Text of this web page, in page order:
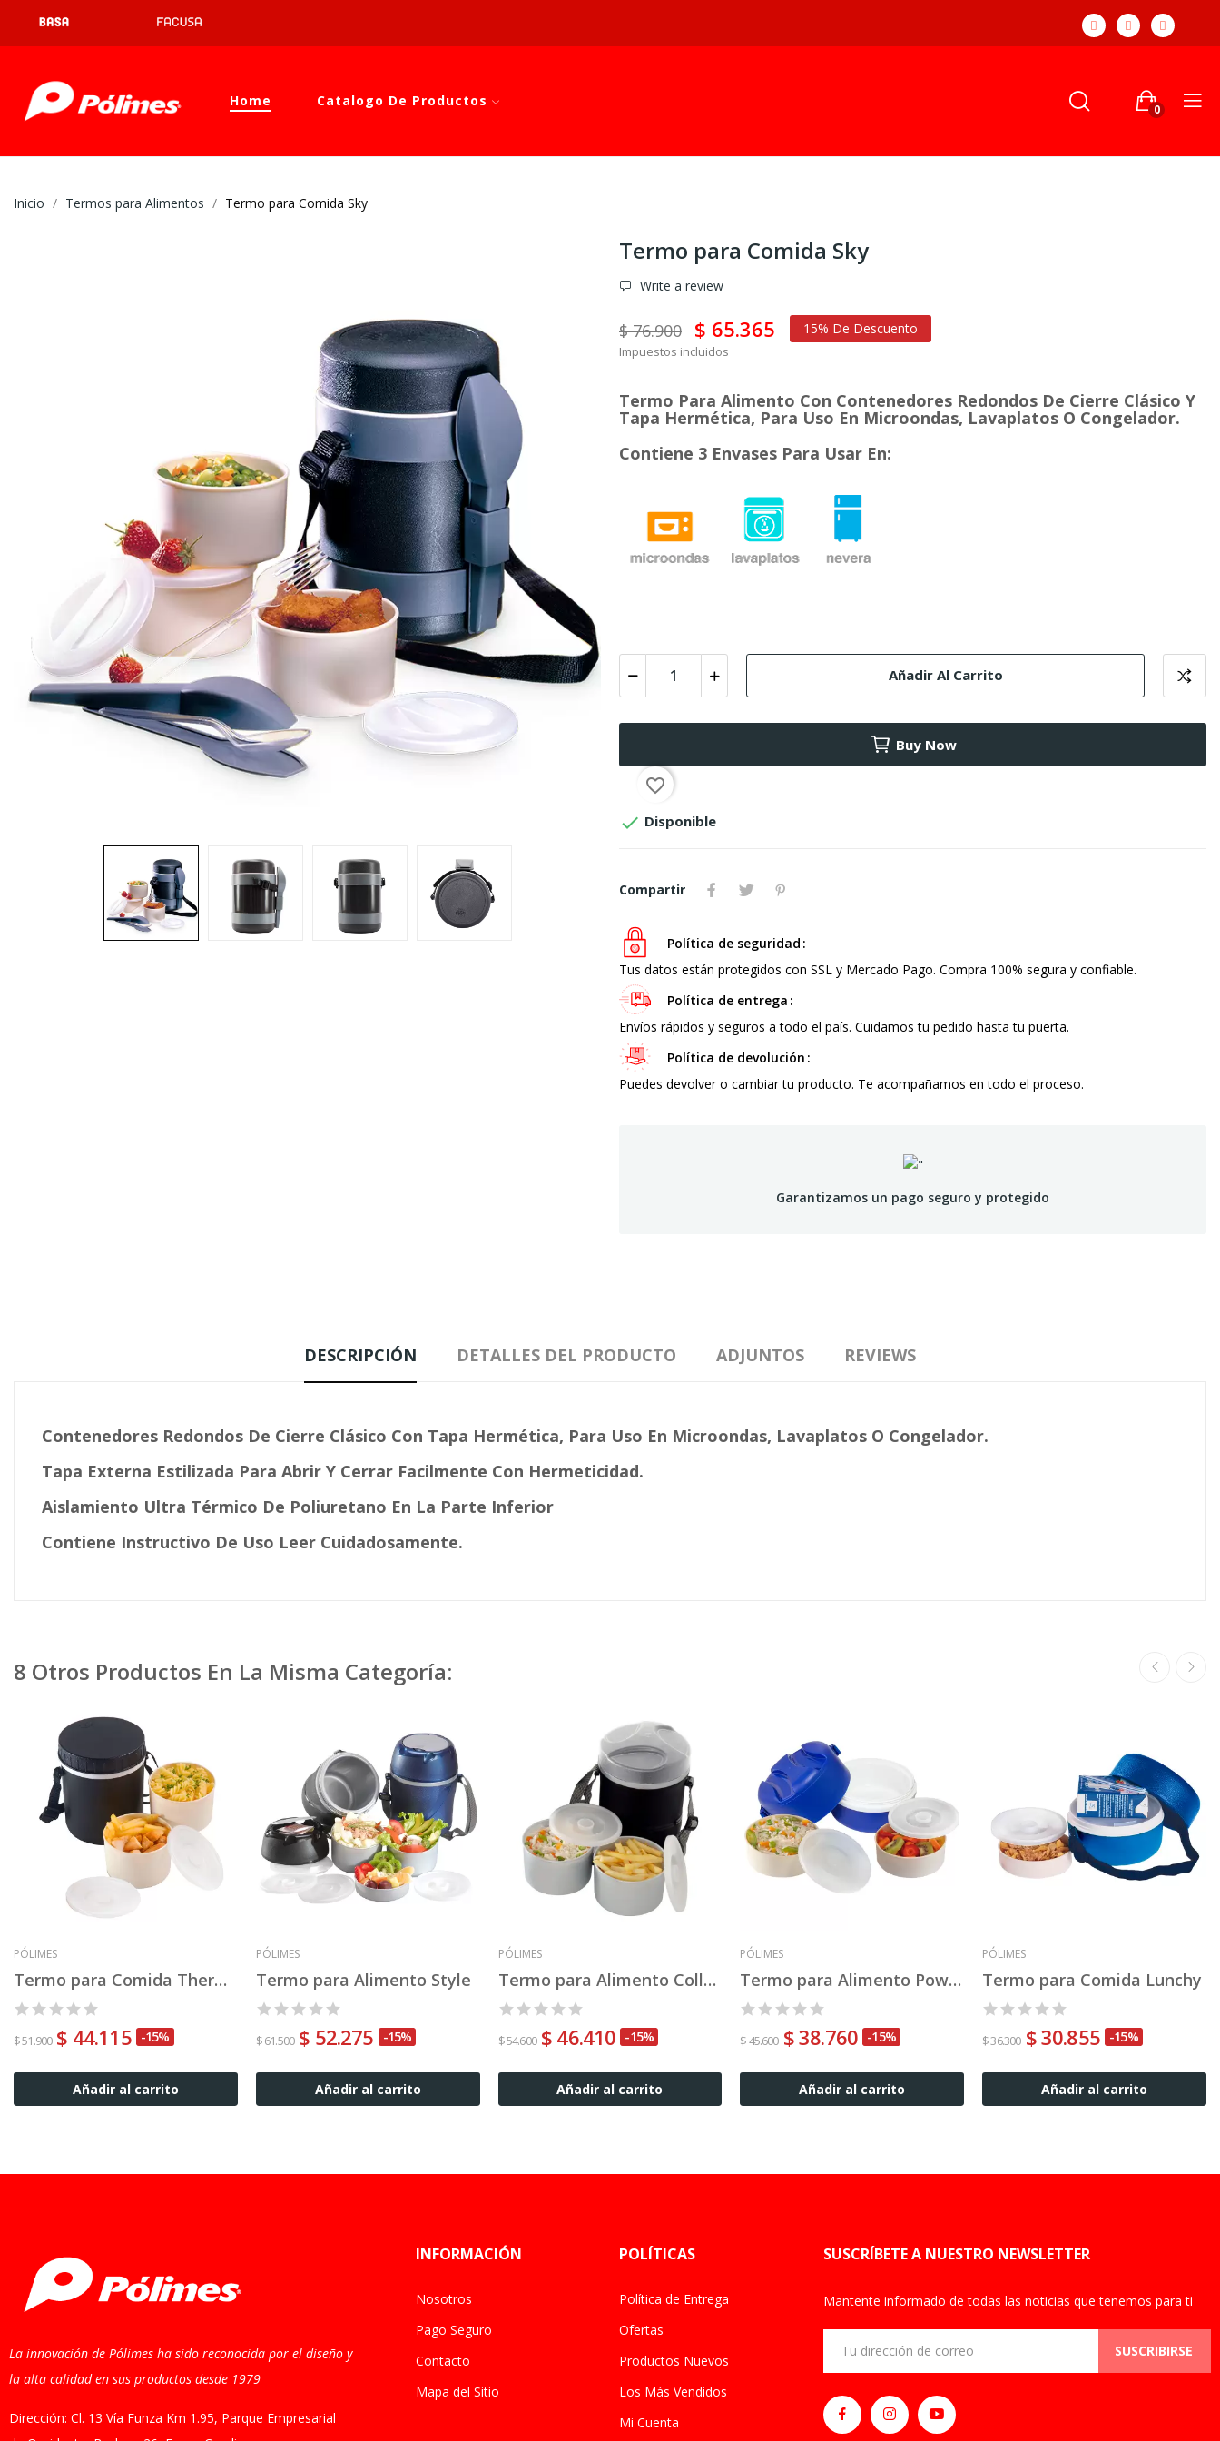
Home Catalogo De Productos
0
Inicio Termos para Alimentos Termo para Comida Sky
Termo para Comida Sky
Write a review
$ 76.900 $ 65.365 15% De Descuento
Impuestos incluidos
Termo Para Alimento Con Contenedores Redondos De Cierre Clásico Y
Tapa Hermética, Para Uso En Microondas, Lavaplatos O Congelador.
Contiene 3 Envases Para Usar En:
Añadir Al Carrito
Buy Now
favorite_border
 Disponible
Compartir
Política de seguridad
Tus datos están protegidos con SSL y Mercado Pago. Compra 100% segura y confiable.
Política de entrega
Envíos rápidos y seguros a todo el país. Cuidamos tu pedido hasta tu puerta.
Política de devolución
Puedes devolver o cambiar tu producto. Te acompañamos en todo el proceso.
Garantizamos un pago seguro y protegido
DESCRIPCIÓN DETALLES DEL PRODUCTO ADJUNTOS REVIEWS
Contenedores Redondos De Cierre Clásico Con Tapa Hermética, Para Uso En Microondas, Lavaplatos O Congelador.
Tapa Externa Estilizada Para Abrir Y Cerrar Facilmente Con Hermeticidad.
Aislamiento Ultra Térmico De Poliuretano En La Parte Inferior
Contiene Instructivo De Uso Leer Cuidadosamente.
8 Otros Productos En La Misma Categoría:
PÓLIMES
Termo para Comida Thermolunch
$ 51.900 $ 44.115 -15%
Añadir al carrito
PÓLIMES
Termo para Alimento Style
$ 61.500 $ 52.275 -15%
Añadir al carrito
PÓLIMES
Termo para Alimento Collection
$ 54.600 $ 46.410 -15%
Añadir al carrito
PÓLIMES
Termo para Alimento Power Pack
$ 45.600 $ 38.760 -15%
Añadir al carrito
PÓLIMES
Termo para Comida Lunchy
$ 36.300 $ 30.855 -15%
Añadir al carrito
La innovación de Pólimes ha sido reconocida por el diseño y
la alta calidad en sus productos desde 1979
Dirección: Cl. 13 Vía Funza Km 1.95, Parque Empresarial
INFORMACIÓN
Nosotros
Pago Seguro
Contacto
Mapa del Sitio
POLÍTICAS
Política de Entrega
Ofertas
Productos Nuevos
Los Más Vendidos
Mi Cuenta
SUSCRÍBETE A NUESTRO NEWSLETTER
Mantente informado de todas las noticias que tenemos para ti
SUSCRIBIRSE